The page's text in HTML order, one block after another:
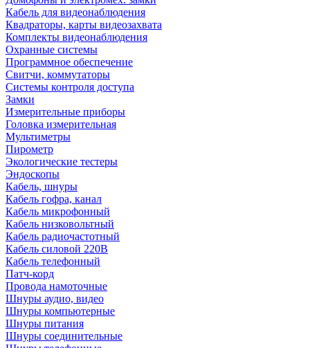
Кабель для видеонаблюдения
Квадраторы, карты видеозахвата
Комплекты видеонаблюдения
Охранные системы
Программное обеспечение
Свитчи, коммутаторы
Системы контроля доступа
Замки
Измерительные приборы
Головка измерительная
Мультиметры
Пирометр
Экологические тестеры
Эндоскопы
Кабель, шнуры
Кабель гофра, канал
Кабель микрофонный
Кабель низковольтный
Кабель радиочастотный
Кабель силовой 220В
Кабель телефонный
Патч-корд
Провода намоточные
Шнуры аудио, видео
Шнуры компьютерные
Шнуры питания
Шнуры соединительные